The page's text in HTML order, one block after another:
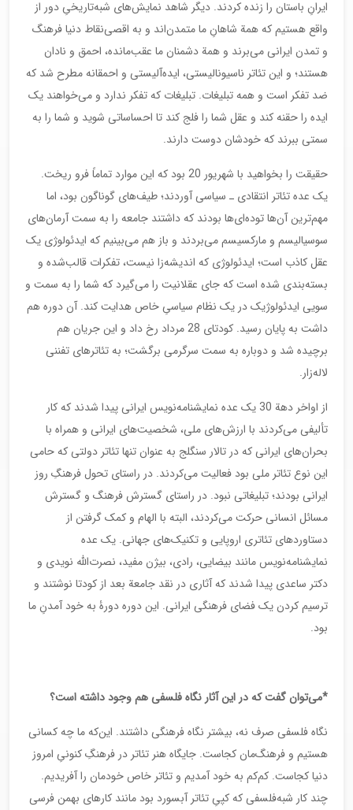
ایرانِ باستان را زنده کردند. دیگر شاهد نمایش‌های شبه‌تاریخیِ دور از
واقع هستیم که همة شاهانِ ما متمدن‌اند و به اقصی‌نقاط دنیا فرهنگ
و تمدن ایرانی می‌برند و همة دشمنان ما عقب‌مانده، احمق و نادان
هستند؛ و این تئاتر ناسیونالیستی، ایده‌آلیستی و احمقانه مطرح شد که
ضد تفکر است و همه تبلیغات. تبلیغات که تفکر ندارد و می‌خواهند یک
ایده را حقنه کند و عقل شما را فلج کند تا احساساتی شوید و شما را به
سمتی ببرند که خودشان دوست دارند.
حقیقت را بخواهید با شهریور 20 بود که این موارد تماماً فرو ریخت.
یک عده تئاتر انتقادی ـ سیاسی آوردند؛ طیف‌های گوناگون بود، اما
مهم‌ترین آن‌ها توده‌ای‌ها بودند که داشتند جامعه را به سمت آرمان‌های
سوسیالیسم و مارکسیسم می‌بردند و باز هم می‌بینیم که ایدئولوژی یک
عقل کاذب است؛ ایدئولوژی که اندیشه‌زا نیست، تفکرات قالب‌شده و
بسته‌بندی شده است که جای عقلانیت را می‌گیرد که شما را به سمت و
سویی ایدئولوژیک در یک نظام سیاسیِ خاص هدایت کند. آن دوره هم
داشت به پایان رسید. کودتای 28 مرداد رخ داد و این جریان هم
برچیده شد و دوباره به سمت سرگرمی برگشت؛ به تئاترهای تفننی
لاله‌زار.
از اواخر دهة 30 یک عده نمایشنامه‌نویس ایرانی پیدا شدند که کار
تألیفی می‌کردند با ارزش‌های ملی، شخصیت‌های ایرانی و همراه با
بحران‌های ایرانی که در تالار سنگلج به عنوان تنها تئاتر دولتی که حامی
این نوع تئاتر ملی بود فعالیت می‌کردند. در راستای تحول فرهنگِ روز
ایرانی بودند؛ تبلیغاتی نبود. در راستای گسترش فرهنگ و گسترش
مسائل انسانی حرکت می‌کردند، البته با الهام و کمک گرفتن از
دستاوردهای تئاتری اروپایی و تکنیک‌های جهانی. یک عده
نمایشنامه‌نویس مانند بیضایی، رادی، بیژن مفید، نصرت‌الله نویدی و
دکتر ساعدی پیدا شدند که آثاری در نقد جامعة بعد از کودتا نوشتند و
ترسیم کردن یک فضای فرهنگی ایرانی. این دوره دورۀ به خود آمدنِ ما
بود.
*می‌توان گفت که در این آثار نگاه فلسفی هم وجود داشته است؟
نگاه فلسفی صرف نه، بیشتر نگاه فرهنگی داشتند. این‌که ما چه کسانی
هستیم و فرهنگ‌مان کجاست. جایگاه هنر تئاتر در فرهنگِ کنونیِ امروز
دنیا کجاست. کم‌کم به خود آمدیم و تئاتر خاص خودمان را آفریدیم.
چند کار شبه‌فلسفی که کپیِ تئاتر آبسورد بود مانند کارهای بهمن فرسی